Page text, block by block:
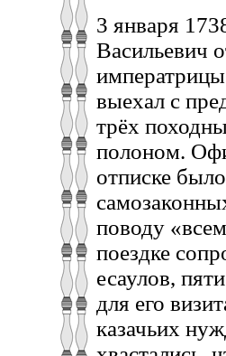
3 января
Васильевич
выехал с
трёх
полоном.
отписке
поводу
поездке
есаулов,
для его
казачьих